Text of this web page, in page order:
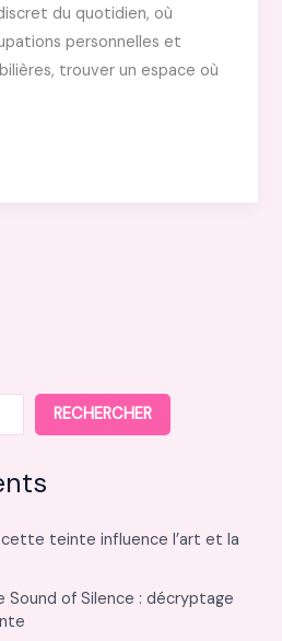
du quotidien, où
personnelles et
trouver un espace où
RECHERCHER
teinte influence l’art et la
Sound of Silence : décryptage